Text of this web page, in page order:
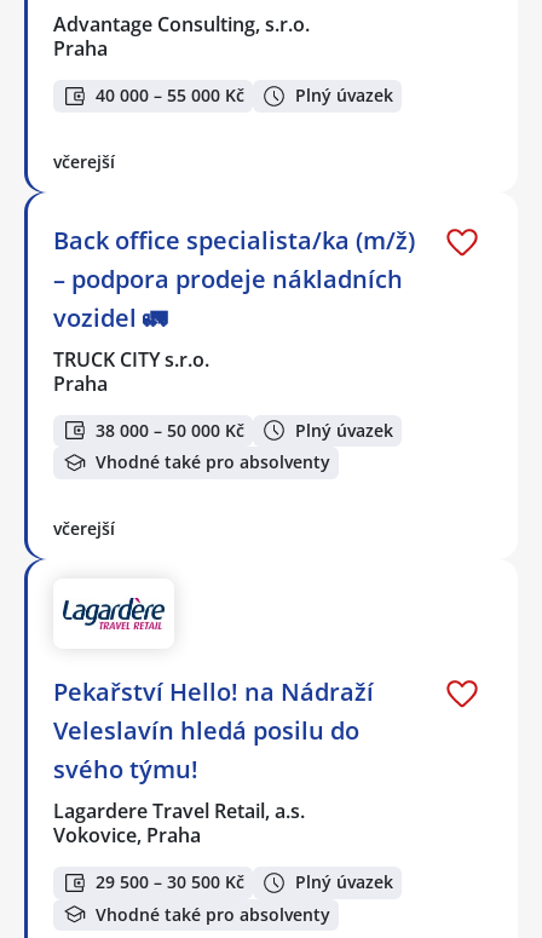
Advantage Consulting, s.r.o.
Praha
40 000 – 55 000 Kč Plný úvazek
včerejší
Back office specialista/ka (m/ž)
– podpora prodeje nákladních
vozidel 🚛
TRUCK CITY s.r.o.
Praha
38 000 – 50 000 Kč
Plný úvazek
Vhodné také pro absolventy
včerejší
Pekařství Hello! na Nádraží
Veleslavín hledá posilu do
svého týmu!
Lagardere Travel Retail, a.s.
Vokovice, Praha
29 500 – 30 500 Kč
Plný úvazek
Vhodné také pro absolventy